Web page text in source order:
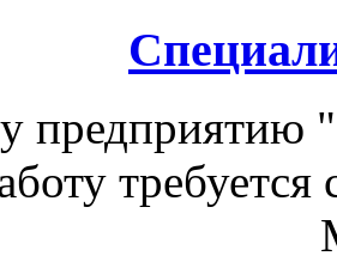
предприятию